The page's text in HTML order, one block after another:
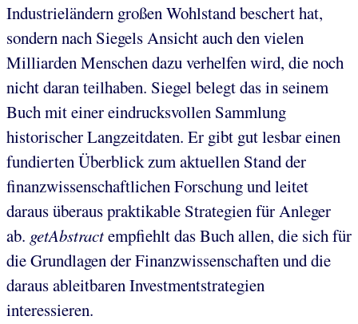
Industrieländern großen Wohlstand beschert hat,
sondern nach Siegels Ansicht auch den vielen
Milliarden Menschen dazu verhelfen wird, die noch
nicht daran teilhaben. Siegel belegt das in seinem
Buch mit einer eindrucksvollen Sammlung
historischer Langzeitdaten. Er gibt gut lesbar einen
fundierten Überblick zum aktuellen Stand der
finanzwissenschaftlichen Forschung und leitet
daraus überaus praktikable Strategien für Anleger
ab. getAbstractempfiehlt das Buch allen, die sich für
die Grundlagen der Finanzwissenschaften und die
daraus ableitbaren Investmentstrategien
interessieren.